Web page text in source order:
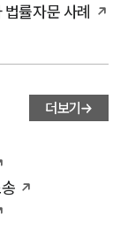
률자문 사례
더보기